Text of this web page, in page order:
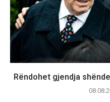
Rëndohet gjendja